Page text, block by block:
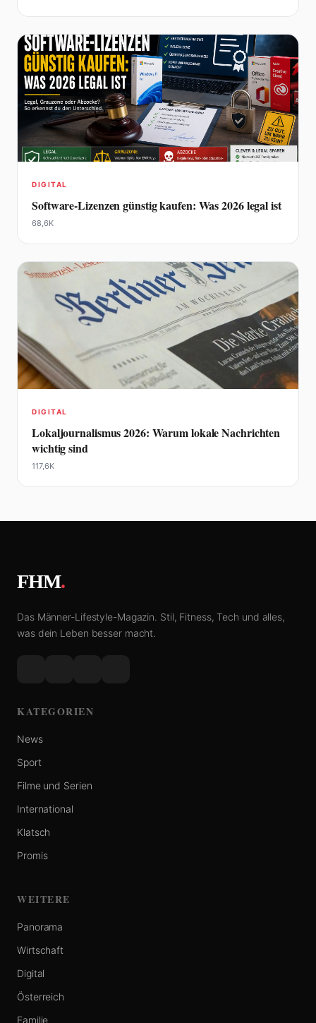
DIGITAL
Software-Lizenzen günstig kaufen: Was 2026 legal ist
68,6K
DIGITAL
Lokaljournalismus 2026: Warum lokale Nachrichten
wichtig sind
117,6K
FHM.
Das Männer-Lifestyle-Magazin. Stil, Fitness, Tech und alles,
was dein Leben besser macht.
KATEGORIEN
News
Sport
Filme und Serien
International
Klatsch
Promis
WEITERE
Panorama
Wirtschaft
Digital
Österreich
Familie